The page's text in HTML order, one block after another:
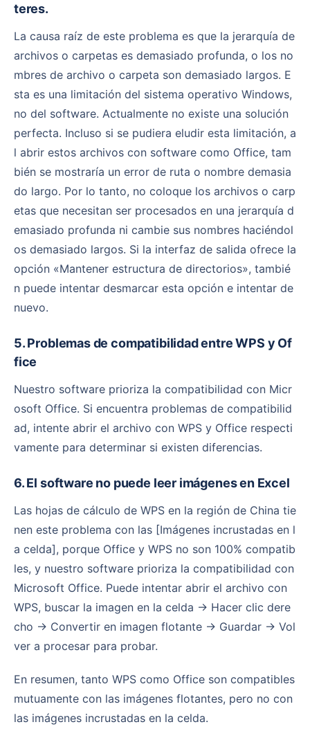
teres.
La causa raíz de este problema es que la jerarquía de
archivos o carpetas es demasiado profunda, o los no
mbres de archivo o carpeta son demasiado largos. E
sta es una limitación del sistema operativo Windows,
no del software. Actualmente no existe una solución
perfecta. Incluso si se pudiera eludir esta limitación, a
l abrir estos archivos con software como Office, tam
bién se mostraría un error de ruta o nombre demasia
do largo. Por lo tanto, no coloque los archivos o carp
etas que necesitan ser procesados en una jerarquía d
emasiado profunda ni cambie sus nombres haciéndol
os demasiado largos. Si la interfaz de salida ofrece la
opción «Mantener estructura de directorios», tambié
n puede intentar desmarcar esta opción e intentar de
nuevo.
5. Problemas de compatibilidad entre WPS y Of
fice
Nuestro software prioriza la compatibilidad con Micr
osoft Office. Si encuentra problemas de compatibilid
ad, intente abrir el archivo con WPS y Office respecti
vamente para determinar si existen diferencias.
6. El software no puede leer imágenes en Excel
Las hojas de cálculo de WPS en la región de China tie
nen este problema con las [Imágenes incrustadas en l
a celda], porque Office y WPS no son 100% compatib
les, y nuestro software prioriza la compatibilidad con
Microsoft Office. Puede intentar abrir el archivo con
WPS, buscar la imagen en la celda → Hacer clic dere
cho → Convertir en imagen flotante → Guardar → Vol
ver a procesar para probar.
En resumen, tanto WPS como Office son compatibles
mutuamente con las imágenes flotantes, pero no con
las imágenes incrustadas en la celda.